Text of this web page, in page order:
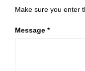
Make sure you enter
Message *